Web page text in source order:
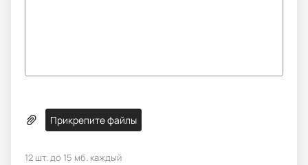
Прикрепите файлы
12 шт. до 15 мб. каждый